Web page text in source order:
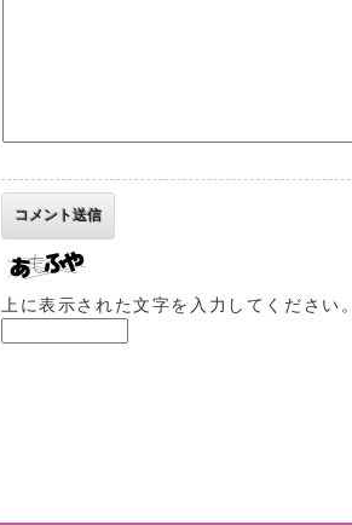
上に表示された文字を入力してください。